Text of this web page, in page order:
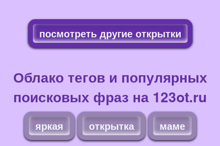
посмотреть другие открытки
Облако тегов и популярных
поисковых фраз на 123ot.ru
яркая открытка маме